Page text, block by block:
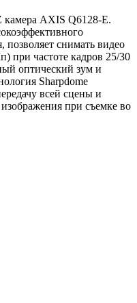
камера AXIS Q6128-E.
снимать видео
при частоте кадров 25/30
оптический зум и
Sharpdome
всей сцены и
изображения при съемке во